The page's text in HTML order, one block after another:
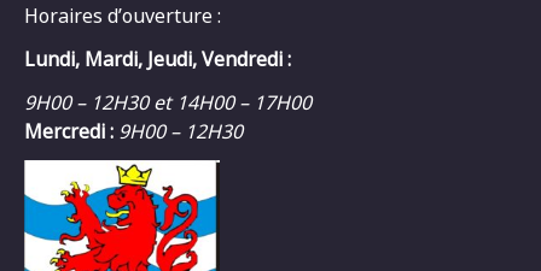
Horaires d’ouverture :
Lundi, Mardi, Jeudi, Vendredi :
9H00 – 12H30 et 14H00 – 17H00
Mercredi : 9H00 – 12H30